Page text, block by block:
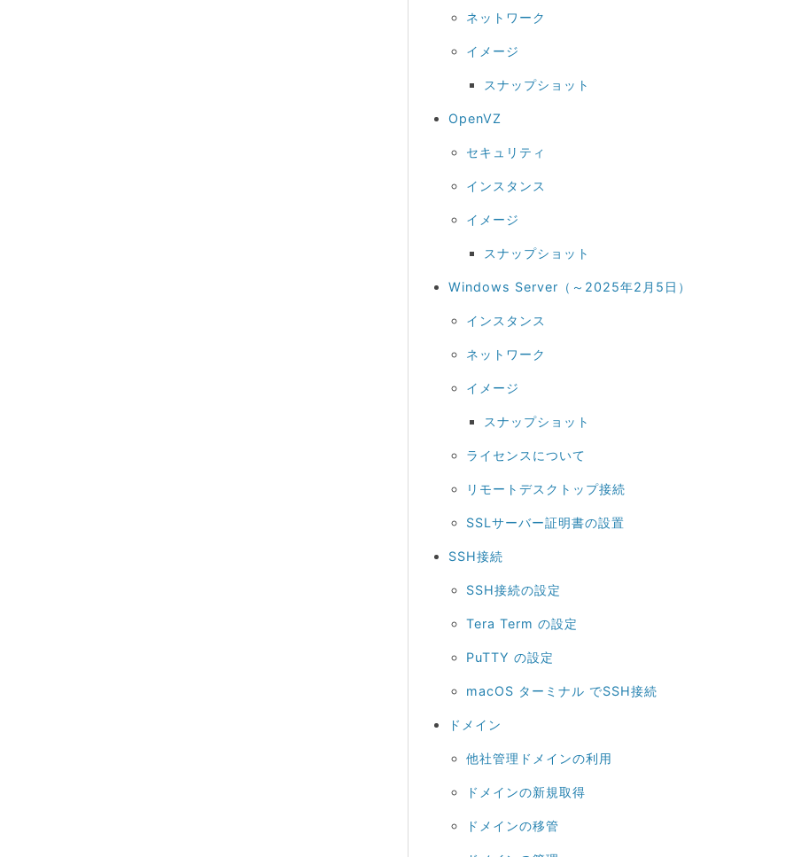
ネットワーク
イメージ
スナップショット
OpenVZ
セキュリティ
インスタンス
イメージ
スナップショット
Windows Server（～2025年2月5日）
インスタンス
ネットワーク
イメージ
スナップショット
ライセンスについて
リモートデスクトップ接続
SSLサーバー証明書の設置
SSH接続
SSH接続の設定
Tera Term の設定
PuTTY の設定
macOS ターミナル でSSH接続
ドメイン
他社管理ドメインの利用
ドメインの新規取得
ドメインの移管